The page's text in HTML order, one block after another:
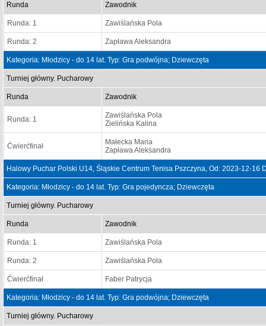
Runda Zawodnik
Runda: 1 Zawiślańska Pola
Runda: 2 Zapława Aleksandra
Kategoria: Młodzicy - do 14 lat. Typ: Gra podwójna; Dziewczęta
Turniej główny. Pucharowy
Runda Zawodnik
Runda: 1
Zawiślańska Pola
Zielińska Kalina
Ćwierćfinał
Małecka Maria
Zapława Aleksandra
Halowy Puchar Polski U14, Śląskie Centrum Tenisa Pszczyna, Od: 2023-12-16
Kategoria: Młodzicy - do 14 lat. Typ: Gra pojedyncza; Dziewczęta
Turniej główny. Pucharowy
Runda Zawodnik
Runda: 1 Zawiślańska Pola
Runda: 2 Zawiślańska Pola
Ćwierćfinał Faber Patrycja
Kategoria: Młodzicy - do 14 lat. Typ: Gra podwójna; Dziewczęta
Turniej główny. Pucharowy